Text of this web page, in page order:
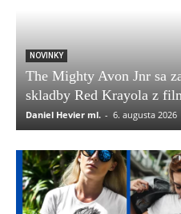
NOVINKY
The Mighty Avon Jnr sa
skladby Red Krayola z
Daniel Hevier ml. - 6. augusta 2026